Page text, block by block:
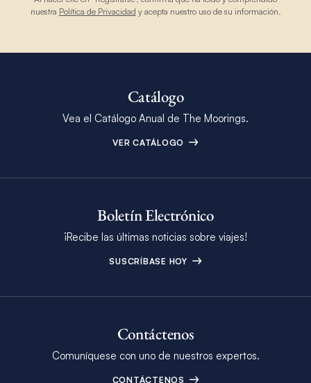
nuestra Política de Privacidad y acepta nuestro uso de su información.
Catálogo
Vea el Catálogo Anual de The Moorings.
VER CATÁLOGO
Boletín Electrónico
¡Recibe las últimas noticias sobre viajes!
SUSCRÍBASE HOY
Contáctenos
Comuníquese con uno de nuestros expertos.
CONTÁCTENOS